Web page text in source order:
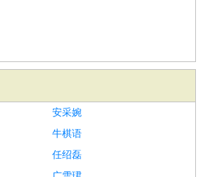
安采婉
牛棋语
任绍磊